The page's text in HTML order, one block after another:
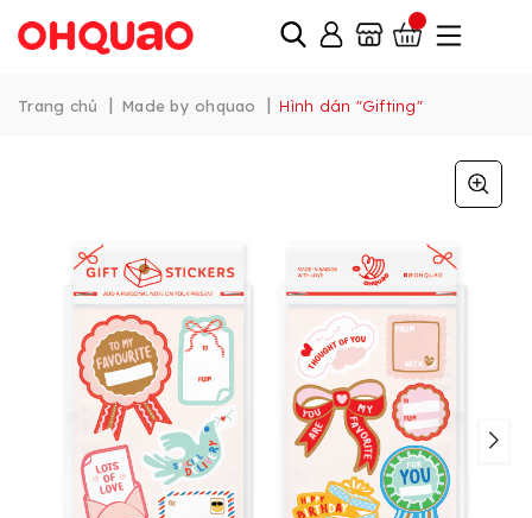
Trang chủ | Made by ohquao | Hình dán "Gifting"